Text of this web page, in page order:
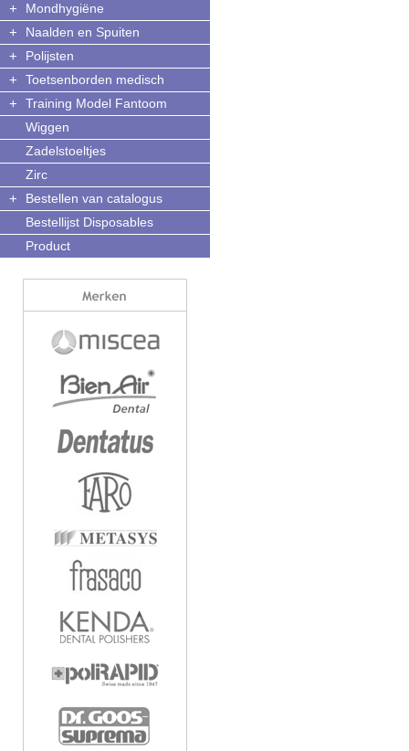
+ Mondhygiëne
+ Naalden en Spuiten
+ Polijsten
+ Toetsenborden medisch
+
Training Model Fantoom
Wiggen
Zadelstoeltjes
Zirc
+
Bestellen van catalogus
Bestellijst Disposables
Product